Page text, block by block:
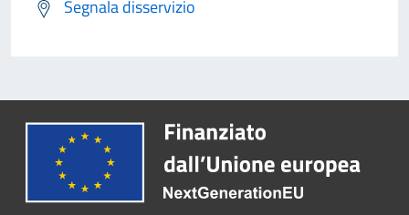
Segnala disservizio